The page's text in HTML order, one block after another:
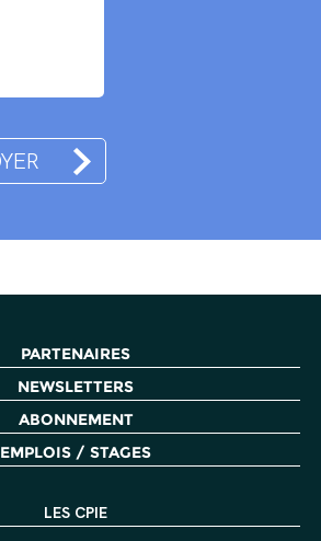
PARTENAIRES
NEWSLETTERS
ABONNEMENT
EMPLOIS / STAGES
LES CPIE